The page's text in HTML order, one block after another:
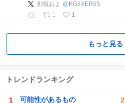
都筑およ @ KG8XER95
1
1
もっと見る
トレンドランキング
可能性があるもの